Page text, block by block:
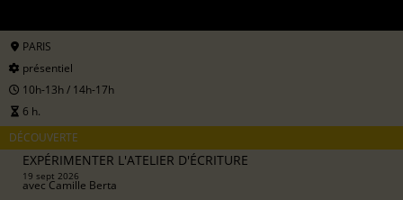
PARIS
présentiel
10h-13h / 14h-17h
6 h.
DÉCOUVERTE
EXPÉRIMENTER L'ATELIER D'ÉCRITURE
19 sept 2026
avecCamille Berta